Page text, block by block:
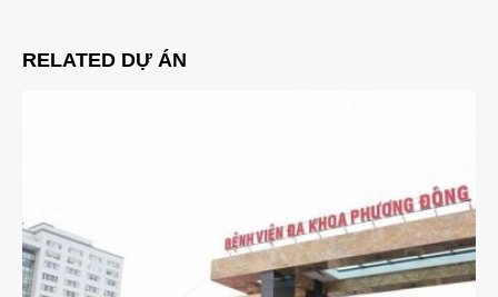
RELATED DỰ ÁN